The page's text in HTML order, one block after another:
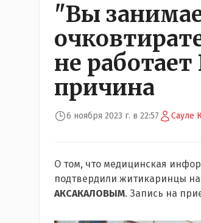
"Вы
не
причина
6 ноября 2023 г. в 22:57 Сауле
О том, что медицинская
подтвердили житикаринцы на
АКСАКАЛОВЫМ. Запись на